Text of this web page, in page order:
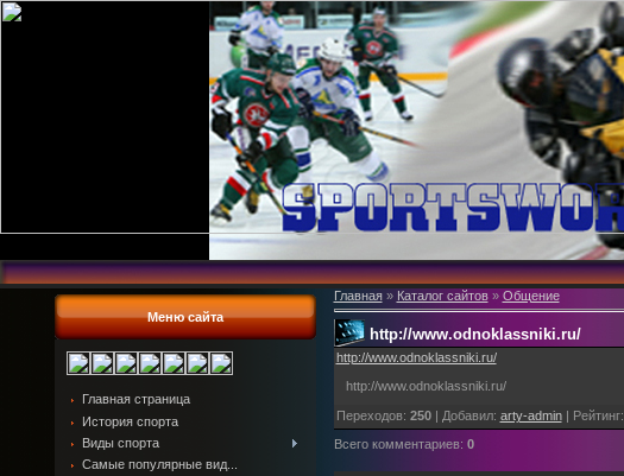
Меню сайта
Главная страница
История спорта
Виды спорта
Самые популярные вид...
Главная» Каталог сайтов» Общение
http://www.odnoklassniki.ru/
http://www.odnoklassniki.ru/
http://www.odnoklassniki.ru/
Переходов: 250| Добавил: arty-admin| Рейтинг:
Всего комментариев: 0